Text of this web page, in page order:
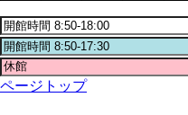
ページトップ